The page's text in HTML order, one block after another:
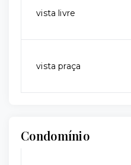
vista livre
vista praça
Condomínio